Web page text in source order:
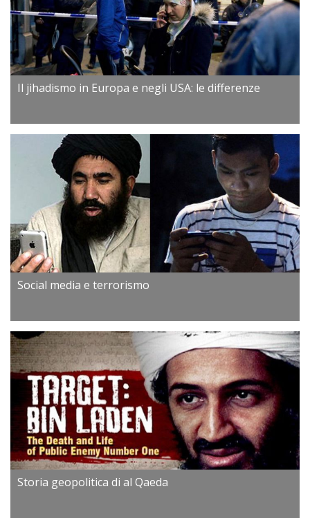
Il jihadismo in Europa e negli USA: le differenze
Social media e terrorismo
Storia geopolitica di al Qaeda